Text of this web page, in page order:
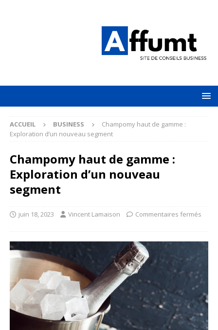
ACCUEIL BUSINESS
Champomy haut de gamme :
Exploration d’un nouveau segment
Champomy haut de gamme :
Exploration d’un nouveau
segment
juin 18, 2023 Vincent Lamaison Commentaires fermés